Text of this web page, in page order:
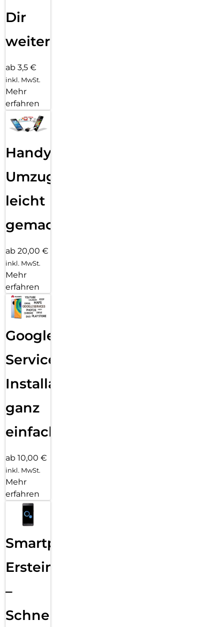
Dir
weiter
ab 3,5 €
inkl. MwSt.
Mehr
erfahren
Handy
Umzug
leicht
gemacht!
ab 20,00 €
inkl. MwSt.
Mehr
erfahren
Google
Services
Installation
ganz
einfach
ab 10,00 €
inkl. MwSt.
Mehr
erfahren
Smartphone
Ersteinrichtung
–
Schnelle